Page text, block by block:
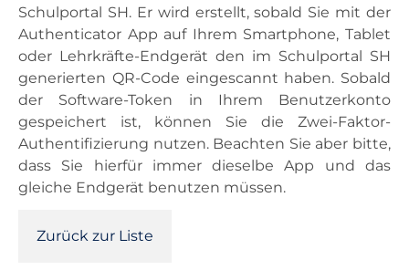
Kontakt
Schulportal SH. Er wird erstellt, sobald Sie mit der
Authenticator App auf Ihrem Smartphone, Tablet
oder Lehrkräfte-Endgerät den im Schulportal SH
generierten QR-Code eingescannt haben. Sobald
der Software-Token in Ihrem Benutzerkonto
gespeichert ist, können Sie die Zwei-Faktor-
Authentifizierung nutzen. Beachten Sie aber bitte,
dass Sie hierfür immer dieselbe App und das
gleiche Endgerät benutzen müssen.
Zurück zur Liste